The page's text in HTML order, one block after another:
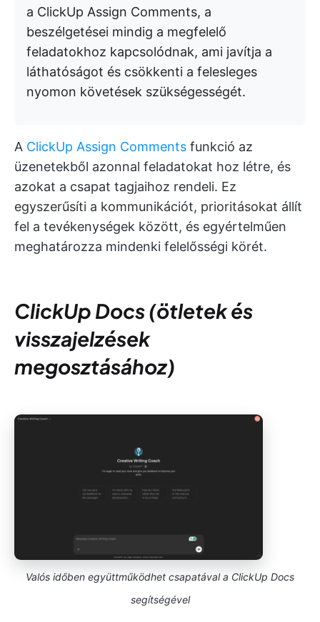
a ClickUp Assign Comments, a
beszélgetései mindig a megfelelő
feladatokhoz kapcsolódnak, ami javítja a
láthatóságot és csökkenti a felesleges
nyomon követések szükségességét.
A ClickUp Assign Comments funkció az
üzenetekből azonnal feladatokat hoz létre, és
azokat a csapat tagjaihoz rendeli. Ez
egyszerűsíti a kommunikációt, prioritásokat állít
fel a tevékenységek között, és egyértelműen
meghatározza mindenki felelősségi körét.
ClickUp Docs (ötletek és
visszajelzések
megosztásához)
Valós időben együttműködhet csapatával a ClickUp Docs
segítségével